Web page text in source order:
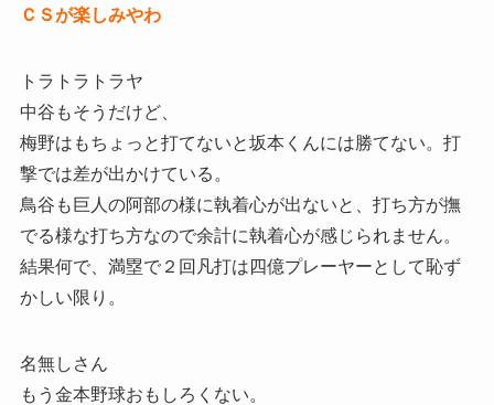
ＣＳが楽しみやわ
トラトラトラヤ
中谷もそうだけど、
梅野はもちょっと打てないと坂本くんには勝てない。打
撃では差が出かけている。
鳥谷も巨人の阿部の様に執着心が出ないと、打ち方が撫
でる様な打ち方なので余計に執着心が感じられません。
結果何で、満塁で２回凡打は四億プレーヤーとして恥ず
かしい限り。
名無しさん
もう金本野球おもしろくない。